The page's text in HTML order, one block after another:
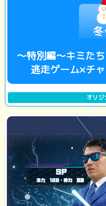
～特別編～キミた
逃走ゲーム×チ
オリジ